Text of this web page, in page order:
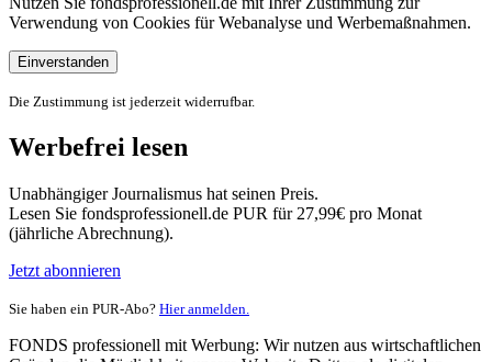
Verwendung von Cookies für Webanalyse und Werbemaßnahmen.
Einverstanden
Die Zustimmung ist jederzeit widerrufbar.
Werbefrei lesen
Unabhängiger Journalismus hat seinen Preis.
Lesen Sie fondsprofessionell.de PUR für 27,99€ pro Monat
(jährliche Abrechnung).
Jetzt abonnieren
Sie haben ein PUR-Abo? Hier anmelden.
FONDS professionell mit Werbung: Wir nutzen aus wirtschaftlichen